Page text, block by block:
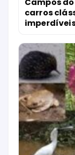
carros